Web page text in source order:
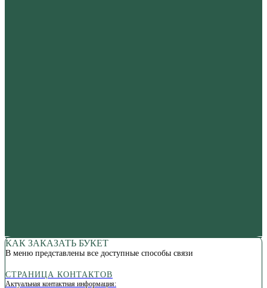
КАК ЗАКАЗАТЬ БУКЕТ
В меню представлены все доступные способы связи
СТРАНИЦА КОНТАКТОВ
Актуальная контактная информация: